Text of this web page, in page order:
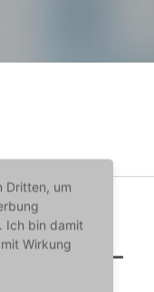
–
Dritten, um
Ich bin damit
Wirkung